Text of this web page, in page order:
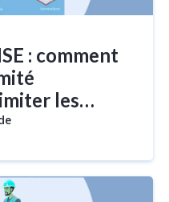
: comment
les